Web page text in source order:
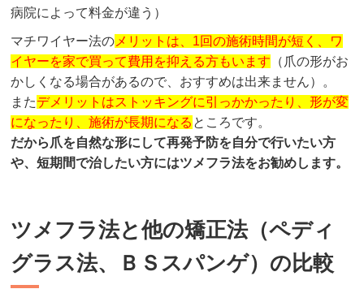
病院によって料金が違う）
マチワイヤー法の メリットは、1回の施術時間が短く、ワ
イヤーを家で買って費用を抑える方もいます （爪の形がお
かしくなる場合があるので、おすすめは出来ません）。
またデメリットはストッキングに引っかかったり、形が変
になったり、施術が長期になる ところです。
だから爪を自然な形にして再発予防を自分で行いたい方
や、短期間で治したい方にはツメフラ法をお勧めします。
ツメフラ法と他の矯正法（ペディ
グラス法、ＢＳスパンゲ）の比較